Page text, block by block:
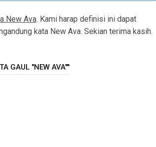
New Ava. Kami harap definisi ini dapat
kata New Ava. Sekian terima kasih.
GAUL "NEW AVA""